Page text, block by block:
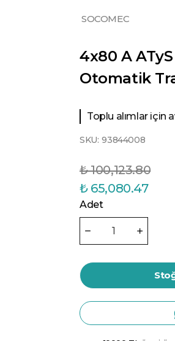
SOCOMEC
4x80 A
Otomatik
Toplu alımlar için
SKU: 93844008
₺ 100,123.80
₺ 65,080.47
Adet